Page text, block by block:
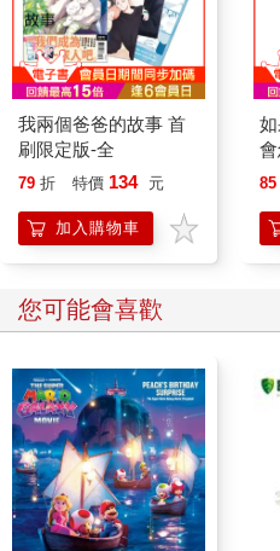
我兩個爸爸的故事 首
刷限定版-全
79 折 特價 134 元
加入購物車
會
85
您可能會喜歡